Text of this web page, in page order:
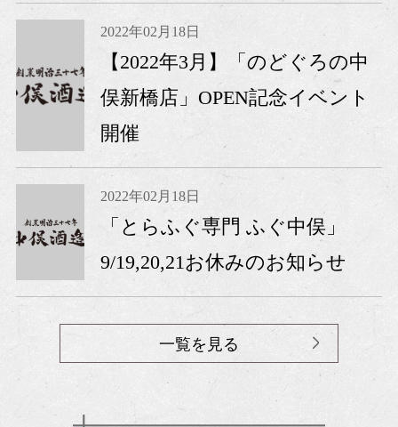
2022年02月18日
【2022年3月】「のどぐろの中
俣新橋店」OPEN記念イベント
開催
2022年02月18日
「とらふぐ専門 ふぐ中俣」
9/19,20,21お休みのお知らせ
一覧を見る